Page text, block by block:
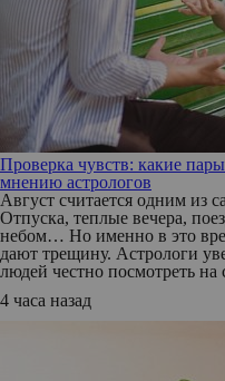
Проверка чувств: какие
мнению астрологов
Август считается одним из
Отпуска, теплые вечера,
небом… Но именно в это
дают трещину. Астрологи
людей честно посмотреть на
4 часа назад